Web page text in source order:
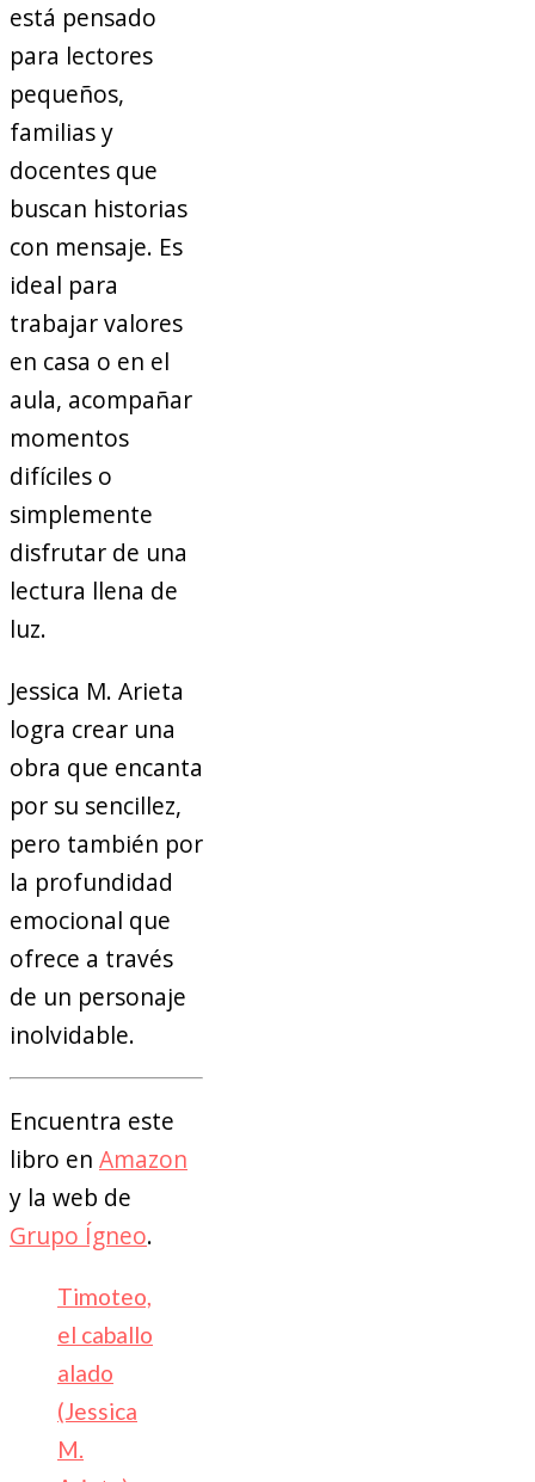
está pensado
para lectores
pequeños,
familias y
docentes que
buscan historias
con mensaje. Es
ideal para
trabajar valores
en casa o en el
aula, acompañar
momentos
difíciles o
simplemente
disfrutar de una
lectura llena de
luz.
Jessica M. Arieta
logra crear una
obra que encanta
por su sencillez,
pero también por
la profundidad
emocional que
ofrece a través
de un personaje
inolvidable.
Encuentra este
libro en Amazon
y la web de
Grupo Ígneo.
Timoteo,
el caballo
alado
(Jessica
M.